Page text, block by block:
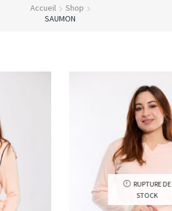
Accueil
Shop
SAUMON
RUPTURE DE
STOCK